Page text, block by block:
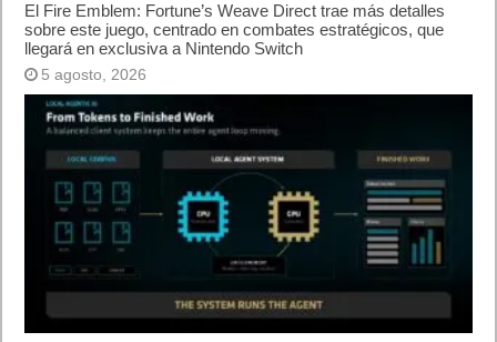
El Fire Emblem: Fortune’s Weave Direct trae más detalles
sobre este juego, centrado en combates estratégicos, que
llegará en exclusiva a Nintendo Switch
5 agosto, 2026